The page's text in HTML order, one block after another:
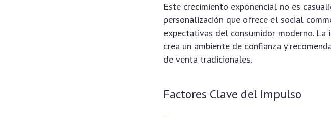
Este crecimiento exponencial no es
personalización que ofrece el social
expectativas del consumidor moderno.
crea un ambiente de confianza y
de venta tradicionales.
Factores Clave del Impulso